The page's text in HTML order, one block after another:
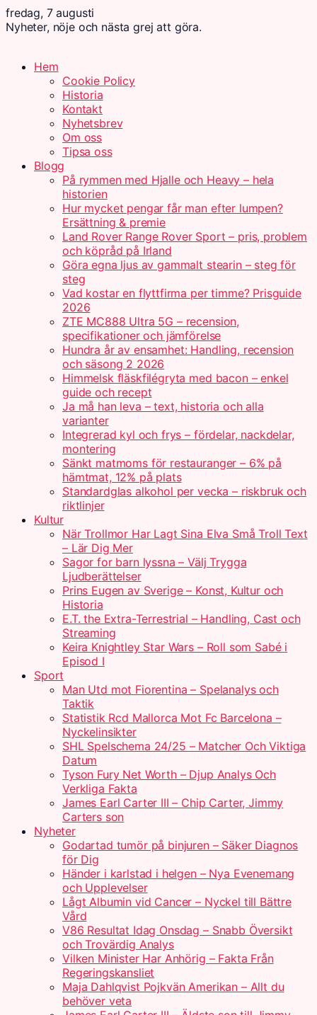
fredag, 7 augusti
Nyheter, nöje och nästa grej att göra.
Hem
Cookie Policy
Historia
Kontakt
Nyhetsbrev
Om oss
Tipsa oss
Blogg
På rymmen med Hjalle och Heavy – hela
historien
Hur mycket pengar får man efter lumpen?
Ersättning & premie
Land Rover Range Rover Sport – pris, problem
och köpråd på Irland
Göra egna ljus av gammalt stearin – steg för
steg
Vad kostar en flyttfirma per timme? Prisguide
2026
ZTE MC888 Ultra 5G – recension,
specifikationer och jämförelse
Hundra år av ensamhet: Handling, recension
och säsong 2 2026
Himmelsk fläskfilégryta med bacon – enkel
guide och recept
Ja må han leva – text, historia och alla
varianter
Integrerad kyl och frys – fördelar, nackdelar,
montering
Sänkt matmoms för restauranger – 6% på
hämtmat, 12% på plats
Standardglas alkohol per vecka – riskbruk och
riktlinjer
Kultur
När Trollmor Har Lagt Sina Elva Små Troll Text
– Lär Dig Mer
Sagor for barn lyssna – Välj Trygga
Ljudberättelser
Prins Eugen av Sverige – Konst, Kultur och
Historia
E.T. the Extra-Terrestrial – Handling, Cast och
Streaming
Keira Knightley Star Wars – Roll som Sabé i
Episod I
Sport
Man Utd mot Fiorentina – Spelanalys och
Taktik
Statistik Rcd Mallorca Mot Fc Barcelona –
Nyckelinsikter
SHL Spelschema 24/25 – Matcher Och Viktiga
Datum
Tyson Fury Net Worth – Djup Analys Och
Verkliga Fakta
James Earl Carter III – Chip Carter, Jimmy
Carters son
Nyheter
Godartad tumör på binjuren – Säker Diagnos
för Dig
Händer i karlstad i helgen – Nya Evenemang
och Upplevelser
Lågt Albumin vid Cancer – Nyckel till Bättre
Vård
V86 Resultat Idag Onsdag – Snabb Översikt
och Trovärdig Analys
Vilken Minister Har Anhörig – Fakta Från
Regeringskansliet
Maja Dahlqvist Pojkvän Amerikan – Allt du
behöver veta